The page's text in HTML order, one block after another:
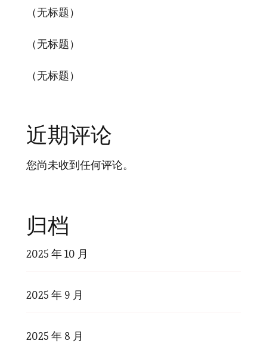
（无标题）
（无标题）
（无标题）
近期评论
您尚未收到任何评论。
归档
2025 年 10 月
2025 年 9 月
2025 年 8 月